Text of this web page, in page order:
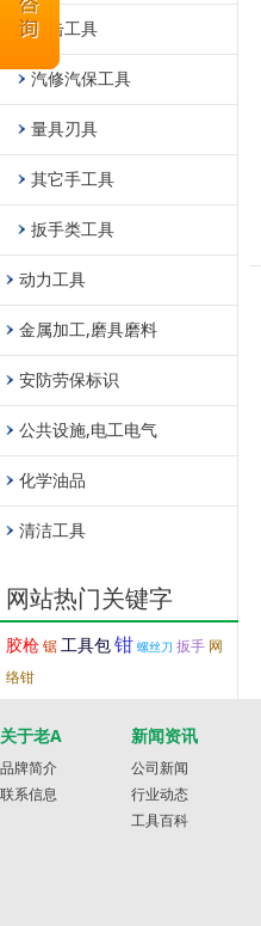
敲击工具
汽修汽保工具
量具刃具
其它手工具
扳手类工具
动力工具
金属加工,磨具磨料
安防劳保标识
公共设施,电工电气
化学油品
清洁工具
网站热门关键字
胶枪锯工具包钳 螺丝刀 扳手 网
络钳
关于老A
品牌简介
联系信息
新闻资讯
公司新闻
行业动态
工具百科